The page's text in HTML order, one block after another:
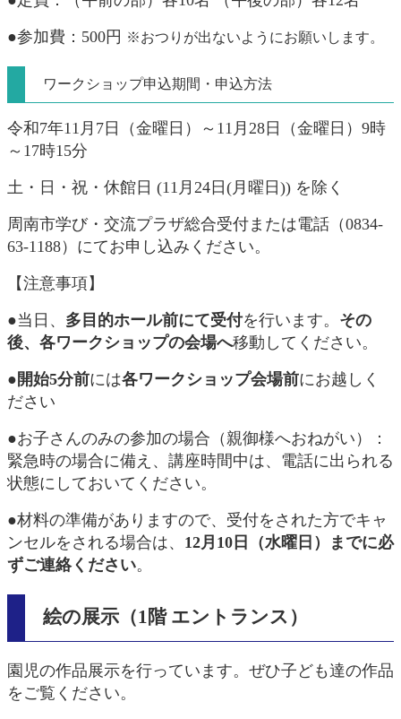
●参加費：500円 ※おつりが出ないようにお願いします。​
ワークショップ申込期間・申込方法
令和7年11月7日（金曜日）～11月28日（金曜日）9時
～17時15分
土・日・祝・休館日 (11月24日(月曜日)) を除く
周南市学び・交流プラザ総合受付または電話（0834-
63-1188）にてお申し込みください。
【注意事項】
●当日、 多目的ホール前にて受付を行います。 その
後、各ワークショップの会場へ移動してください。
●開始5分前には各ワークショップ会場前にお越しく
ださい
●お子さんのみの参加の場合（親御様へおねがい）：
緊急時の場合に備え、講座時間中は、電話に出られる
状態にしておいてください。
●材料の準備がありますので、受付をされた方でキャ
ンセルをされる場合は、 12月10日（水曜日）までに必
ずご連絡ください。
絵の展示（1階 エントランス）
園児の作品展示を行っています。ぜひ子ども達の作品
をご覧ください。